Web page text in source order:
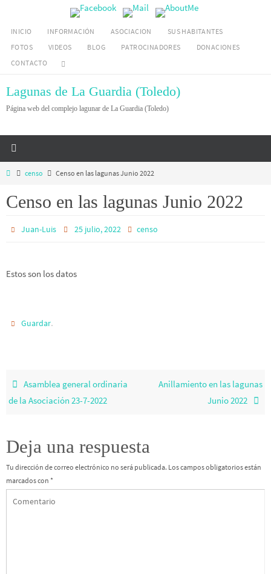
contenido
INICIO INFORMACIÓN ASOCIACION
SUS HABITANTES
FOTOS
VIDEOS BLOG PATROCINADORES
DONACIONES
CONTACTO
Lagunas de La Guardia (Toledo)
Página web del complejo lagunar de La Guardia (Toledo)
Iniciocenso Censo en las lagunas Junio 2022
Censo en las lagunas Junio 2022
Juan-Luis 25 julio, 2022 censo
Estos son los datos
Guardar.
Asamblea general ordinaria
de la Asociación 23-7-2022
Anillamiento en las lagunas
Junio 2022
Deja una respuesta
Tu dirección de correo electrónico no será publicada. Los campos obligatorios están
marcados con *